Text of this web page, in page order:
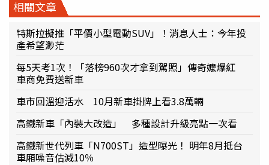
相關文章
特斯拉擬推「平價小型電動SUV」！消息人士：今年投
產希望渺茫
每5天考1次！「落榜960次才拿到駕照」傳奇嬤爆紅
車商免費送新車
車市回溫迎活水 10月新車掛牌上看3.8萬輛
高鐵新車「內裝大改造」 多種設計升級亮點一次看
高鐵新世代列車「N700ST」造型曝光！ 明年8月抵台
車廂噪音估減10％